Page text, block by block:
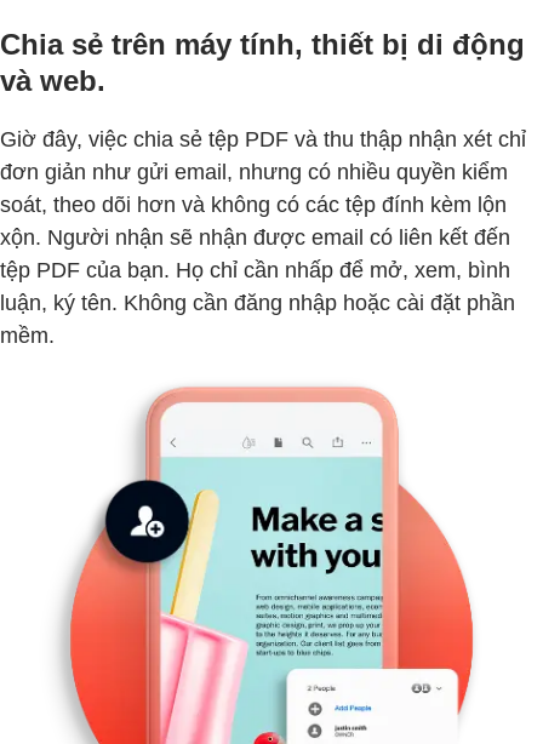
Chia sẻ trên máy tính, thiết bị di động
và web.
Giờ đây, việc chia sẻ tệp PDF và thu thập nhận xét chỉ
đơn giản như gửi email, nhưng có nhiều quyền kiểm
soát, theo dõi hơn và không có các tệp đính kèm lộn
xộn. Người nhận sẽ nhận được email có liên kết đến
tệp PDF của bạn. Họ chỉ cần nhấp để mở, xem, bình
luận, ký tên. Không cần đăng nhập hoặc cài đặt phần
mềm.